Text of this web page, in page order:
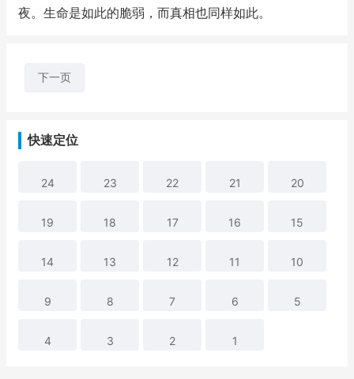
夜。生命是如此的脆弱，而真相也同样如此。
下一页
快速定位
24 23 22 21 20
19 18 17 16 15
14 13 12 11 10
9 8 7 6 5
4 3 2 1